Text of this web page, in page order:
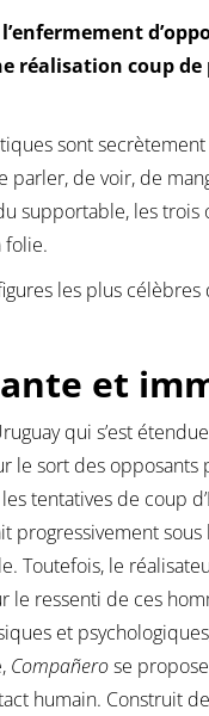
réalisation coup de
sont
parler, de voir, de
supportable, les trois
folie.
les plus célèbres
et
qui s’est
le sort des
tentatives de coup
progressivement
Toutefois, le
ressenti de ces
et
Compañerose
humain. Construit